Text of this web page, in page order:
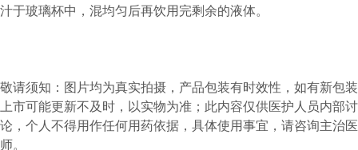
汁于玻璃杯中，混均匀后再饮用完剩余的液体。
敬请须知：图片均为真实拍摄，产品包装有时效性，如有新包装
上市可能更新不及时，以实物为准；此内容仅供医护人员内部讨
论，个人不得用作任何用药依据，具体使用事宜，请咨询主治医
师。